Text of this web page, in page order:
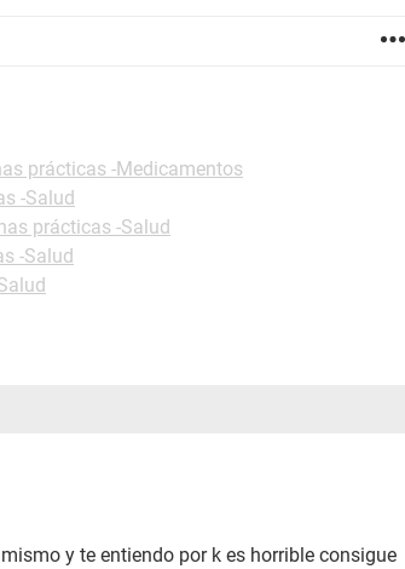
prácticas -Medicamentos
-Salud
prácticas -Salud
-Salud
y te entiendo por k es horrible consigue